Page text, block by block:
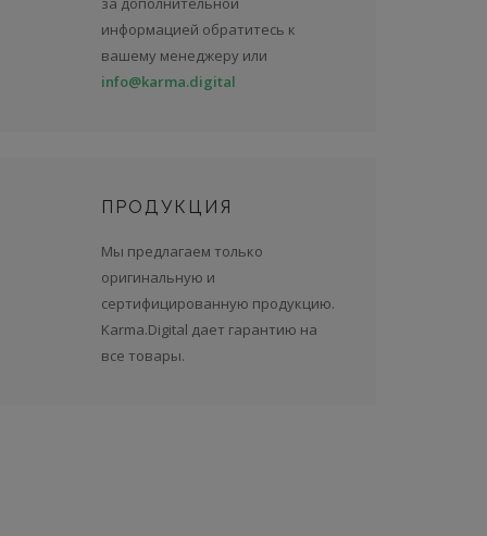
информацией обратитесь к
вашему менеджеру или
info@karma.digital
ПРОДУКЦИЯ
Мы предлагаем только
оригинальную и
сертифицированную продукцию.
Karma.Digital дает гарантию на
все товары.